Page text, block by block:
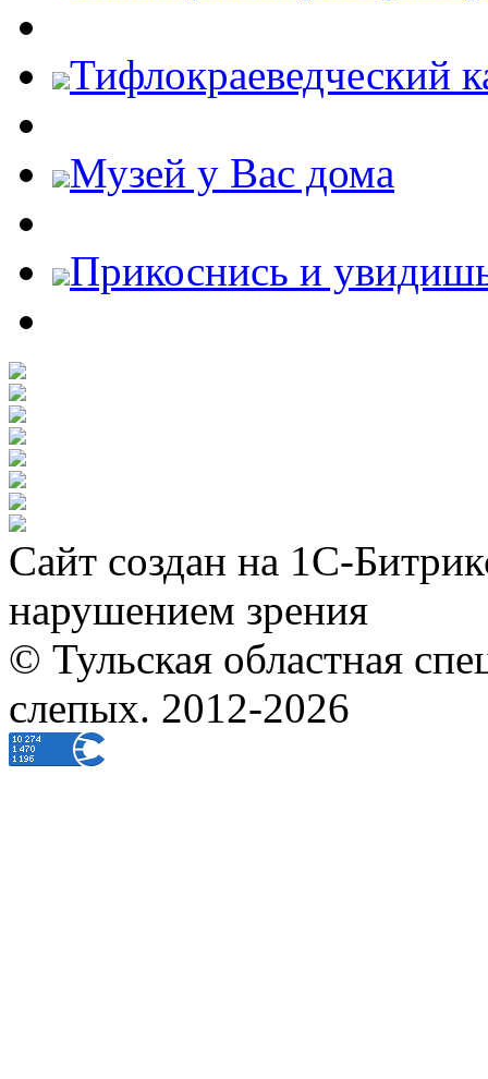
Тифлокраеведческий
Музей у Вас дома
Прикоснись и
Сайт создан на 1С-
нарушением зрения
© Тульская областная
слепых. 2012-2026